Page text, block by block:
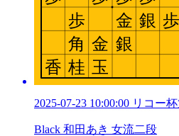
2025-07-23 10:00:00 リコー
Black 和田あき 女流二段